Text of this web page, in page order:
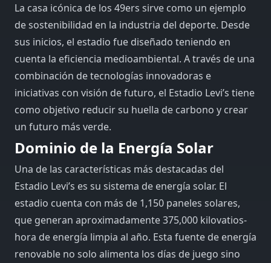
La casa icónica de los 49ers sirve como un ejemplo
de sostenibilidad en la industria del deporte. Desde
sus inicios, el estadio fue diseñado teniendo en
cuenta la eficiencia medioambiental. A través de una
combinación de tecnologías innovadoras e
iniciativas con visión de futuro, el Estadio Levi’s tiene
como objetivo reducir su huella de carbono y crear
un futuro más verde.
Dominio de la Energía Solar
Una de las características más destacadas del
Estadio Levi’s es su sistema de energía solar. El
estadio cuenta con más de 1,150 paneles solares,
que generan aproximadamente 375,000 kilovatios-
hora de energía limpia al año. Esta fuente de energía
renovable no solo alimenta los días de juego sino